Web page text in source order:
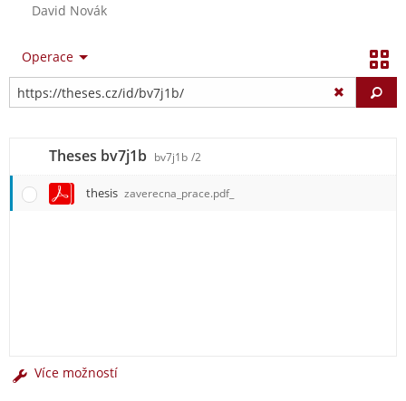
David Novák
Operace
Theses bv7j1b bv7j1b /2
thesis zaverecna_prace.pdf_
Více možností